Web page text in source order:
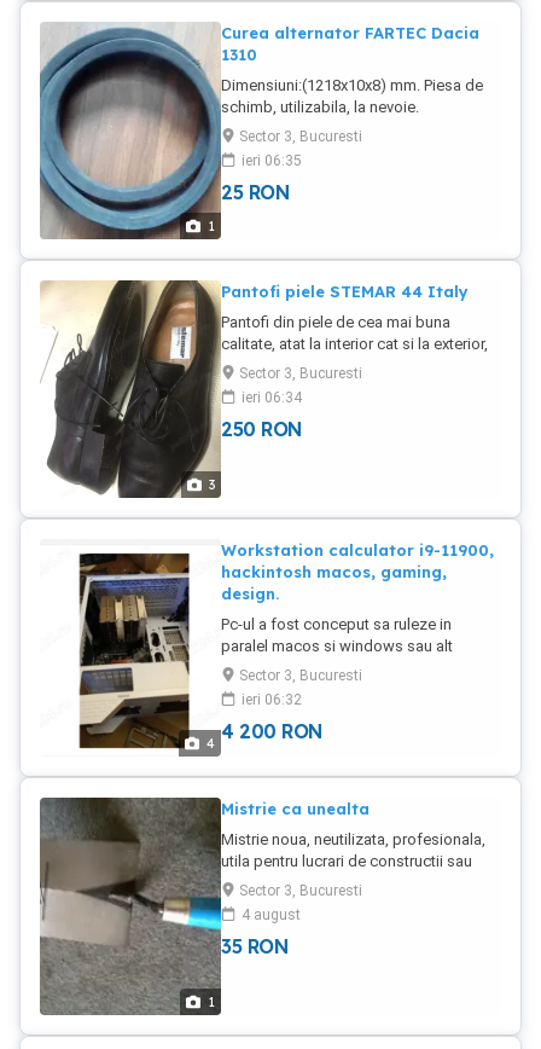
1
Curea alternator FARTEC Dacia
1310
Dimensiuni:(1218x10x8) mm. Piesa de
schimb, utilizabila, la nevoie.
Sector 3, Bucuresti
ieri 06:35
25 RON
3
Pantofi piele STEMAR 44 Italy
Pantofi din piele de cea mai buna
calitate, atat la interior cat si la exterior,
marca STEMAR, marca de lux, din Italia
Pantofii au fost putin purtati, doar in 2-3
ocazii speciale. In interior sunt 27 cm.
Sector 3, Bucuresti
ieri 06:34
250 RON
4
Workstation calculator i9-11900,
hackintosh macos, gaming,
design.
Pc-ul a fost conceput sa ruleze in
paralel macos si windows sau alt
sistem de operare. Toate piesee sunt
100% compatibile cu macos si este
recunoscut ca apple tower. In momentul
de fata e resetat gol. Nu se
aproape ca nou. E bun pentru editare
foto video, documente mari, sau jocuri.
Procesor Intel Rocket Lake, Core i9-
11900K 3.5GHz 16MB, LGA 1200, 125W
(Box) gen11 Cooler CPU Noctua NH-D14
SSD Kingston A400 480GB SATA-III 2.5
inch Memorie Corsair Vengeance LPX
Black 32GB DDR4 3200MHz CL16 Dual
Channel Kit Sursa nJoy Dawn 750, 750W
Carcasa Thermaltake S300 TG Snow
Sector 3, Bucuresti
ieri 06:32
4 200 RON
1
Mistrie ca unealta
Mistrie noua, neutilizata, profesionala,
utila pentru lucrari de constructii sau
gradinarit.
Sector 3, Bucuresti
4 august
35 RON